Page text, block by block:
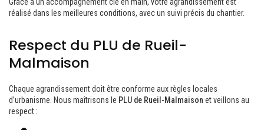
réalisé dans les meilleures conditions, avec un suivi précis du chantier.
Respect du PLU de Rueil-
Malmaison
Chaque agrandissement doit être conforme aux règles locales
d’urbanisme. Nous maîtrisons le PLU de Rueil-Malmaison et veillons au
respect :